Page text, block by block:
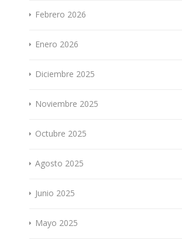
Febrero 2026
Enero 2026
Diciembre 2025
Noviembre 2025
Octubre 2025
Agosto 2025
Junio 2025
Mayo 2025